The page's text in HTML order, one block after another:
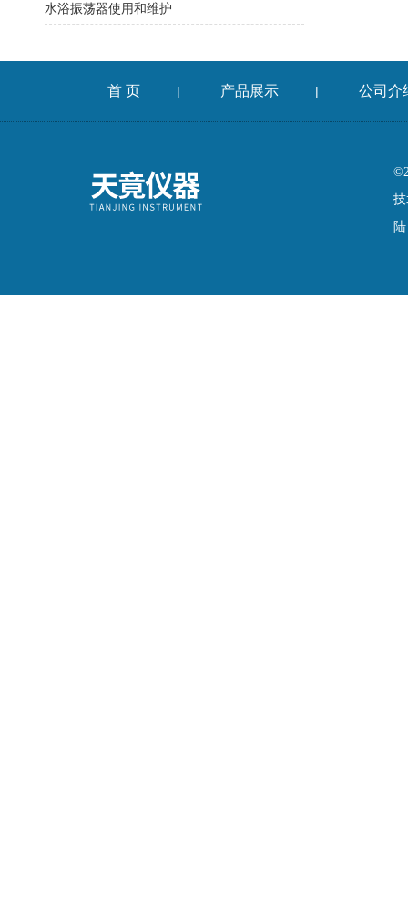
水浴振荡器使用和维护
首 页 | 产品展示 | 公司介
陆